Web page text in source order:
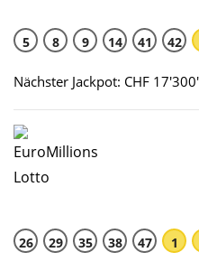
5 8 9 14 41 42
Nächster Jackpot: CHF
26 29 35 38 47 1